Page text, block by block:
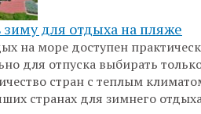
для отдыха на пляже
на море доступен
для отпуска выбирать
стран с теплым
странах для зимнего